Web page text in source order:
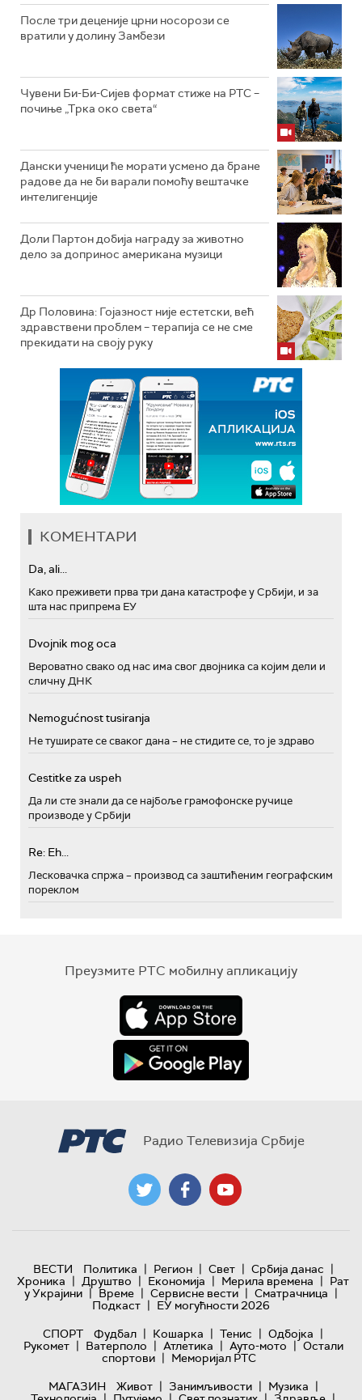
После три деценије црни носорози се
вратили у долину Замбези
Чувени Би-Би-Сијев формат стиже на РТС –
почиње „Трка око света“
Дански ученици ће морати усмено да бране
радове да не би варали помоћу вештачке
интелигенције
Доли Партон добија награду за животно
дело за допринос американа музици
Др Половина: Гојазност није естетски, већ
здравствени проблем – терапија се не сме
прекидати на своју руку
КОМЕНТАРИ
Da, ali...
Како преживети прва три дана катастрофе у Србији, и за
шта нас припрема ЕУ
Dvojnik mog oca
Вероватно свако од нас има свог двојника са којим дели и
сличну ДНК
Nemogućnost tusiranja
Не туширате се сваког дана – не стидите се, то је здраво
Cestitke za uspeh
Да ли сте знали да се најбоље грамофонске ручице
производе у Србији
Re: Eh...
Лесковачка спржа – производ са заштићеним географским
пореклом
Преузмите РТС мобилну апликацију
Радио Телевизија Србије
ВЕСТИ Политика | Регион | Свет | Србија данас |
Хроника | Друштво | Економија | Мерила времена | Рат
у Украјини | Време | Сервисне вести | Сматрачница |
Подкаст | ЕУ могућности 2026
СПОРТ
Фудбал | Кошарка | Тенис | Одбојка |
Рукомет | Ватерполо | Атлетика | Ауто-мото | Остали
спортови | Меморијал РТС
МАГАЗИН
Живот | Занимљивости | Музика |